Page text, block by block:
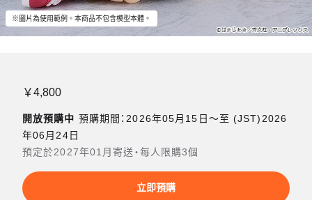
※圖片為使用範例。本商品不包含模型本體。
￥4,800
開放預購中 預購期間：2026年05月15日〜至 (JST)2026
年06月24日
預定於2027年01月寄送・每人限購3個
立即預購